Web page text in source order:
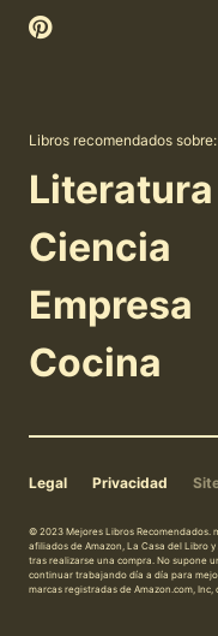
Libros recomendados sobre:
Literatura
Ciencia
Empresa
Cocina
Legal Privacidad
© 2023 Mejores Libros Recomendados.
afiliados de Amazon, La Casa del Libro
tras realizarse una compra. No supone
continuar trabajando día a día para
marcas registradas de Amazon.com, Inc,